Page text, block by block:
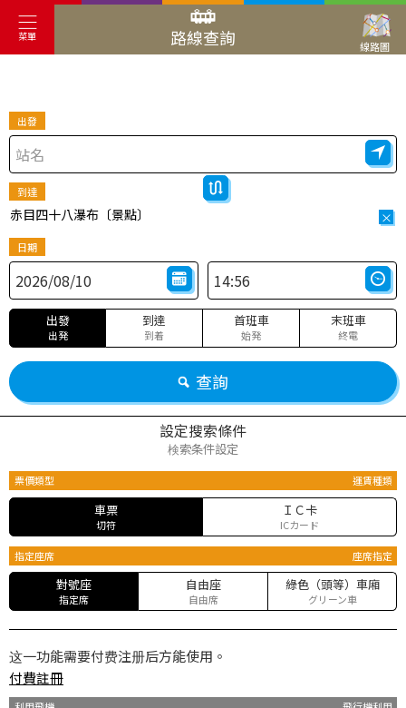
菜單 路線查詢 線路圖
出發
到達
赤目四十八瀑布〔景點〕 ×
日期
出發
出発
到達
到着
首班車
始発
末班車
終電
查詢
設定搜索條件
検索条件設定
票價類型 運賃種類
車票
切符
ＩＣ卡
ICカード
指定座席 座席指定
對號座
指定席
自由座
自由席
綠色（頭等）車廂
グリーン車
这一功能需要付费注册后方能使用。
付費註冊